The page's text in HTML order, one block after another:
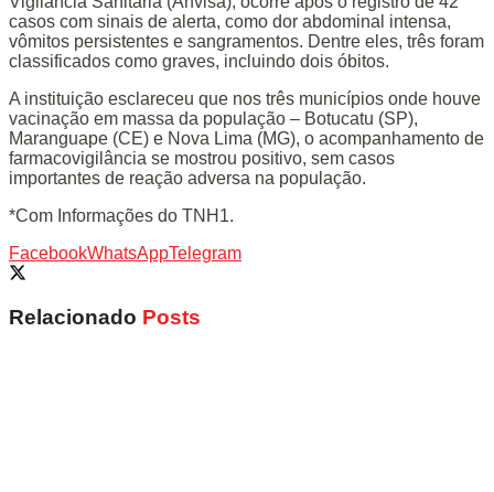
casos com sinais de alerta, como dor abdominal intensa,
vômitos persistentes e sangramentos. Dentre eles, três foram
classificados como graves, incluindo dois óbitos.
A instituição esclareceu que nos três municípios onde houve
vacinação em massa da população – Botucatu (SP),
Maranguape (CE) e Nova Lima (MG), o acompanhamento de
farmacovigilância se mostrou positivo, sem casos
importantes de reação adversa na população.
*Com Informações do TNH1.
FacebookWhatsAppTelegram
Relacionado Posts